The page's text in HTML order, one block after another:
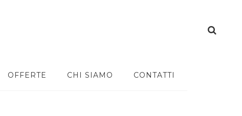
OFFERTE CHI SIAMO CONTATTI